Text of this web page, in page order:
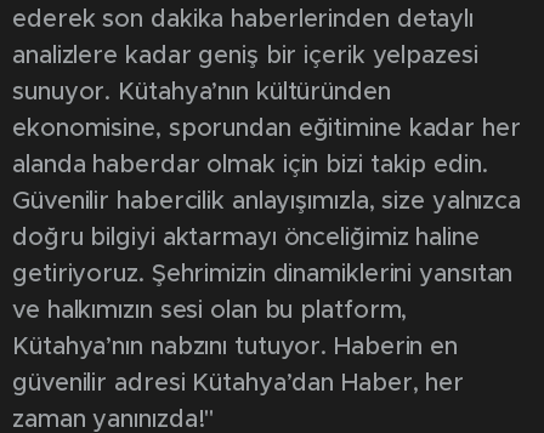
ederek son dakika haberlerinden detaylı
analizlere kadar geniş bir içerik yelpazesi
sunuyor. Kütahya’nın kültüründen
ekonomisine, sporundan eğitimine kadar her
alanda haberdar olmak için bizi takip edin.
Güvenilir habercilik anlayışımızla, size yalnızca
doğru bilgiyi aktarmayı önceliğimiz haline
getiriyoruz. Şehrimizin dinamiklerini yansıtan
ve halkımızın sesi olan bu platform,
Kütahya’nın nabzını tutuyor. Haberin en
güvenilir adresi Kütahya’dan Haber, her
zaman yanınızda!"